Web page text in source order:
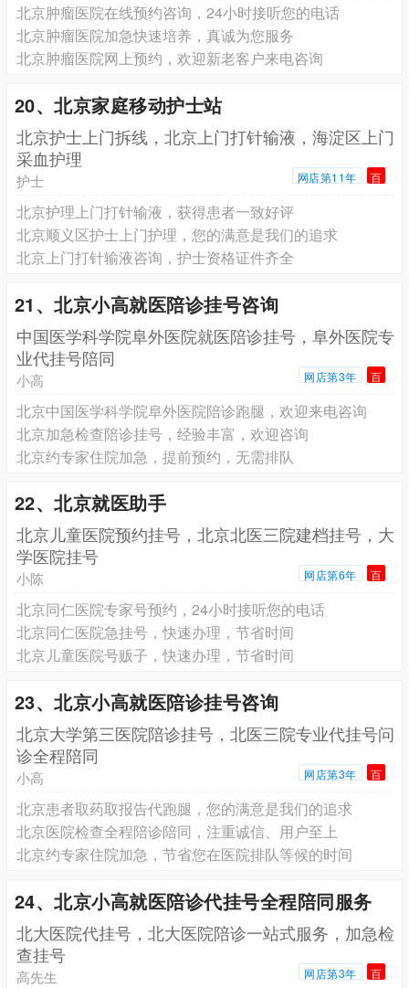
北京肿瘤医院在线预约咨询，24小时接听您的电话
北京肿瘤医院加急快速培养，真诚为您服务
北京肿瘤医院网上预约，欢迎新老客户来电咨询
20、北京家庭移动护士站
北京护士上门拆线，北京上门打针输液，海淀区上门
采血护理
护士 网店第11年 百
北京护理上门打针输液，获得患者一致好评
北京顺义区护士上门护理，您的满意是我们的追求
北京上门打针输液咨询，护士资格证件齐全
21、北京小高就医陪诊挂号咨询
中国医学科学院阜外医院就医陪诊挂号，阜外医院专
业代挂号陪同
小高 网店第3年 百
北京中国医学科学院阜外医院陪诊跑腿，欢迎来电咨询
北京加急检查陪诊挂号，经验丰富，欢迎咨询
北京约专家住院加急，提前预约，无需排队
22、北京就医助手
北京儿童医院预约挂号，北京北医三院建档挂号，大
学医院挂号
小陈 网店第6年 百
北京同仁医院专家号预约，24小时接听您的电话
北京同仁医院急挂号，快速办理，节省时间
北京儿童医院号贩子，快速办理，节省时间
23、北京小高就医陪诊挂号咨询
北京大学第三医院陪诊挂号，北医三院专业代挂号问
诊全程陪同
小高 网店第3年 百
北京患者取药取报告代跑腿，您的满意是我们的追求
北京医院检查全程陪诊陪同，注重诚信、用户至上
北京约专家住院加急，节省您在医院排队等候的时间
24、北京小高就医陪诊代挂号全程陪同服务
北大医院代挂号，北大医院陪诊一站式服务，加急检
查挂号
高先生 网店第3年 百